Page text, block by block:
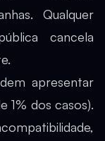
Qualquer
cancela
apresentar
1% dos casos).